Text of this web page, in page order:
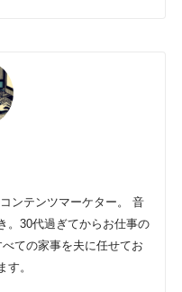
ンテンツマーケター。 音
。30代過ぎてからお仕事の
ての家事を夫に任せてお
。